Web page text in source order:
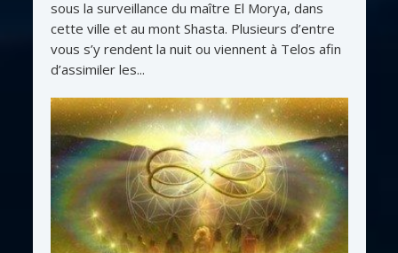
sous la surveillance du maître El Morya, dans
cette ville et au mont Shasta. Plusieurs d’entre
vous s’y rendent la nuit ou viennent à Telos afin
d’assimiler les...